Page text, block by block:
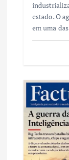
estado. O
em uma